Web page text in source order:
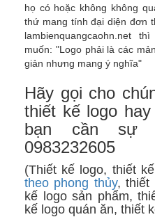
họ có hoặc không không
thứ mang tính đại diện đơn
lambienquangcaohn.net
muốn: "Logo phải là các
giản nhưng mang ý nghĩa"
Hãy gọi cho
thiết kế logo
bạn cần sự
0983232605
(Thiết kế logo, thiết
theo phong thủy, thiết
kế logo sản phẩm,
kế logo quán ăn, thiết